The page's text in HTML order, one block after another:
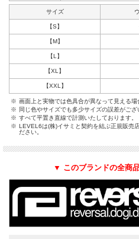
サイズ
【S】
【M】
【L】
【XL】
【XXL】
※ 画面上と実物では色具合が異なって見える場
※
同じ色やサイズでも多少サイズの誤差がござ
※ すべて平置き直線で計測いたしております。
※ LEVEL6は(株)イサミと契約を結ぶ正規販売
ださい。
▼ このブランドの全商